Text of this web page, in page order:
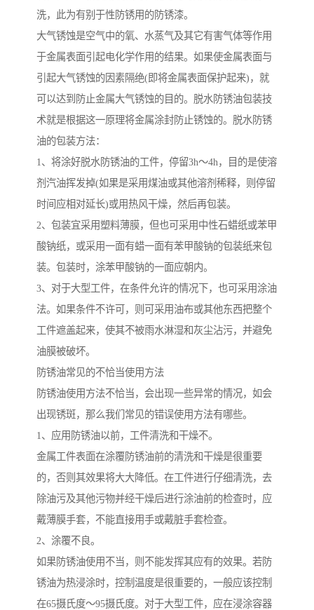
洗，此为有别于性防锈用的防锈漆。
大气锈蚀是空气中的氧、水蒸气及其它有害气体等作用
于金属表面引起电化学作用的结果。如果使金属表面与
引起大气锈蚀的因素隔绝(即将金属表面保护起来)，就
可以达到防止金属大气锈蚀的目的。脱水防锈油包装技
术就是根据这一原理将金属涂封防止锈蚀的。脱水防锈
油的包装方法：
1、将涂好脱水防锈油的工件，停留3h～4h，目的是使溶
剂汽油挥发掉(如果是采用煤油或其他溶剂稀释，则停留
时间应相对延长)或用热风干燥，然后再包装。
2、包装宜采用塑料薄膜，但也可采用中性石蜡纸或苯甲
酸钠纸，或采用一面有蜡一面有苯甲酸钠的包装纸来包
装。包装时，涂苯甲酸钠的一面应朝内。
3、对于大型工件，在条件允许的情况下，也可采用涂油
法。如果条件不许可，则可采用油布或其他东西把整个
工件遮盖起来，使其不被雨水淋湿和灰尘沾污，并避免
油膜被破坏。
防锈油常见的不恰当使用方法
防锈油使用方法不恰当，会出现一些异常的情况，如会
出现锈斑，那么我们常见的错误使用方法有哪些。
1、应用防锈油以前，工件清洗和干燥不。
金属工件表面在涂覆防锈油前的清洗和干燥是很重要
的，否则其效果将大大降低。在工件进行仔细清洗，去
除油污及其他污物并经干燥后进行涂油前的检查时，应
戴薄膜手套，不能直接用手或戴脏手套检查。
2、涂覆不良。
如果防锈油使用不当，则不能发挥其应有的效果。若防
锈油为热浸涂时，控制温度是很重要的，一般应该控制
在65摄氏度～95摄氏度。对于大型工件，应在浸涂容器